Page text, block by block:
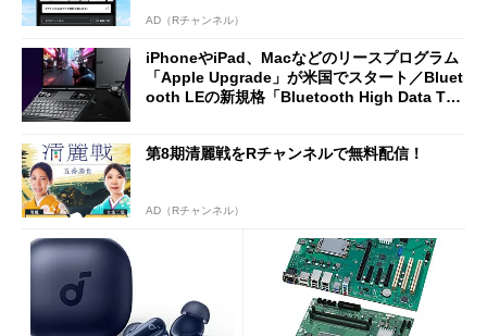
AD（Rチャンネル）
iPhoneやiPad、Macなどのリースプログラム
「Apple Upgrade」が米国でスタート／Bluet
ooth LEの新規格「Bluetooth High Data Thr
第8期清麗戦をRチャンネルで無料配信！
AD（Rチャンネル）